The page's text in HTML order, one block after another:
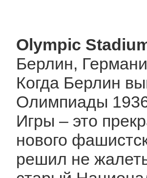
Olympic
Берлин,
Когда Берлин
Олимпиады
Игры – это
нового
решил не